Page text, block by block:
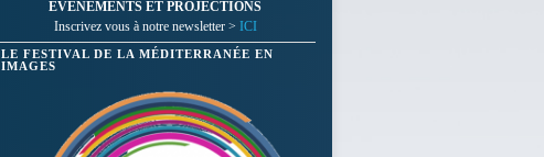
ÉVÉNEMENTS ET PROJECTIONS
Inscrivez vous à notre newsletter > ICI
LE FESTIVAL DE LA MÉDITERRANÉE EN
IMAGES